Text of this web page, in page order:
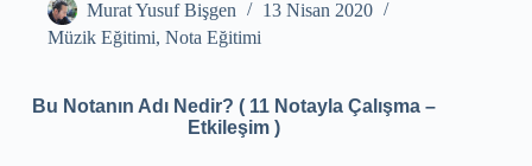
Murat Yusuf Bişgen
13 Nisan 2020
Müzik Eğitimi, Nota Eğitimi
Bu Notanın Adı Nedir? ( 11 Notayla Çalışma –
Etkileşim )